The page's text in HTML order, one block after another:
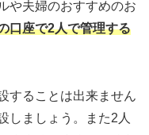
や夫婦のおすすめのお
口座で2人で管理する
することは出来ません
しましょう。また2人